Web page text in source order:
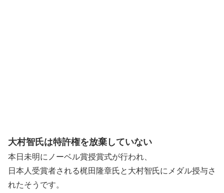
大村智氏は特許権を放棄していない
本日未明にノーベル賞授賞式が行われ、
日本人受賞者される梶田隆章氏と大村智氏にメダル授与さ
れたそうです。